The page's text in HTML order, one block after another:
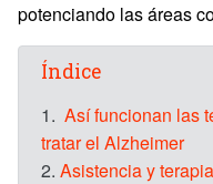
potenciando las áreas
Índice
1. Así funcionan las
tratar el Alzheimer
2. Asistencia y